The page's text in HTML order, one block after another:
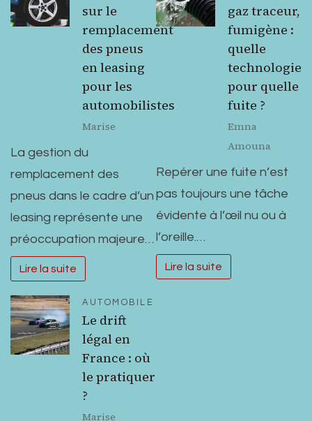
sur le
remplacement
des pneus
en leasing
pour les
automobilistes
Marise
La gestion du
remplacement des
pneus dans le cadre d’un
leasing représente une
préoccupation majeure…
Lire la suite
gaz traceur,
fumigène :
quelle
technologie
pour quelle
fuite ?
Emna
Amouna
Repérer une fuite n’est
pas toujours une tâche
évidente à l’œil nu ou à
l’oreille.…
Lire la suite
AUTOMOBILE
Le drift
légal en
France : où
le pratiquer
?
Marise